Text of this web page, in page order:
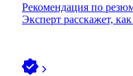
Рекомендация по
Эксперт расскажет,